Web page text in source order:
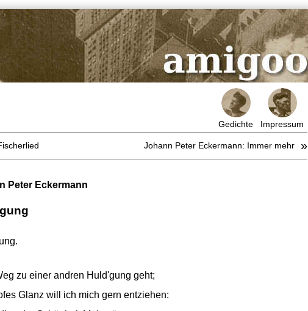
Gedichte Impressum
Johann Peter Eckermann: Immer mehr »
Peter Eckermann
zu einer andren Huld'gung geht;
Glanz will ich mich gern entziehen: